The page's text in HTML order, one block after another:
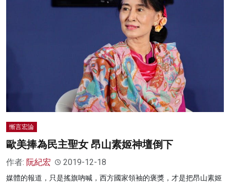
慚言宏論
歐美捧為民主聖女 昂山素姬神壇倒下
作者: 阮紀宏 2019-12-18
媒體的報道，只是搖旗吶喊，西方國家領袖的褒獎，才是把昂山素姬